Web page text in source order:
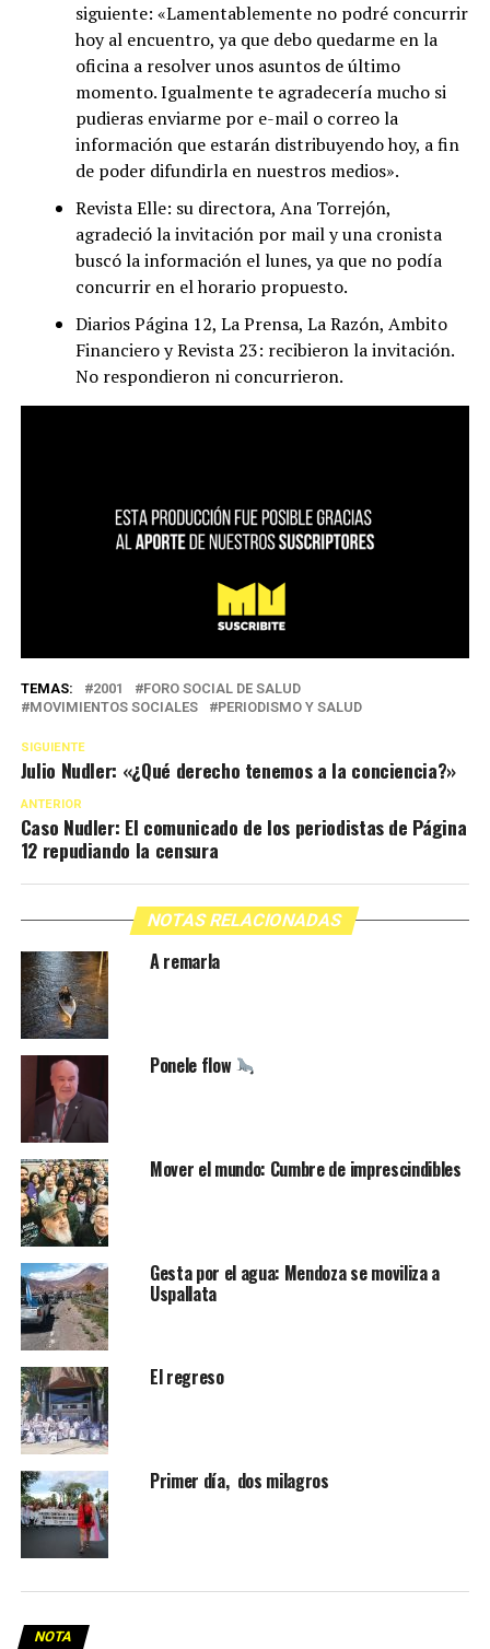
siguiente: «Lamentablemente no podré concurrir
hoy al encuentro, ya que debo quedarme en la
oficina a resolver unos asuntos de último
momento. Igualmente te agradecería mucho si
pudieras enviarme por e-mail o correo la
información que estarán distribuyendo hoy, a fin
de poder difundirla en nuestros medios».
Revista Elle: su directora, Ana Torrejón,
agradeció la invitación por mail y una cronista
buscó la información el lunes, ya que no podía
concurrir en el horario propuesto.
Diarios Página 12, La Prensa, La Razón, Ambito
Financiero y Revista 23: recibieron la invitación.
No respondieron ni concurrieron.
TEMAS: 2001
FORO SOCIAL DE SALUD
MOVIMIENTOS SOCIALES
PERIODISMO Y SALUD
SIGUIENTE
Julio Nudler: «¿Qué derecho tenemos a la conciencia?»
ANTERIOR
Caso Nudler: El comunicado de los periodistas de Página
12 repudiando la censura
NOTAS RELACIONADAS
A remarla
Ponele flow
Mover el mundo: Cumbre de imprescindibles
Gesta por el agua: Mendoza se moviliza a
Uspallata
El regreso
Primer día, dos milagros
NOTA